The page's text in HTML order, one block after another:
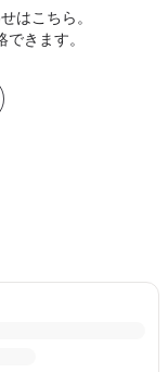
はこちら。
きます。